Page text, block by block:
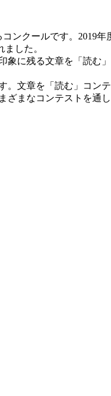
ンクールです。2019
した。
に残る文章を「読む
文章を「読む」コン
まなコンテストを通